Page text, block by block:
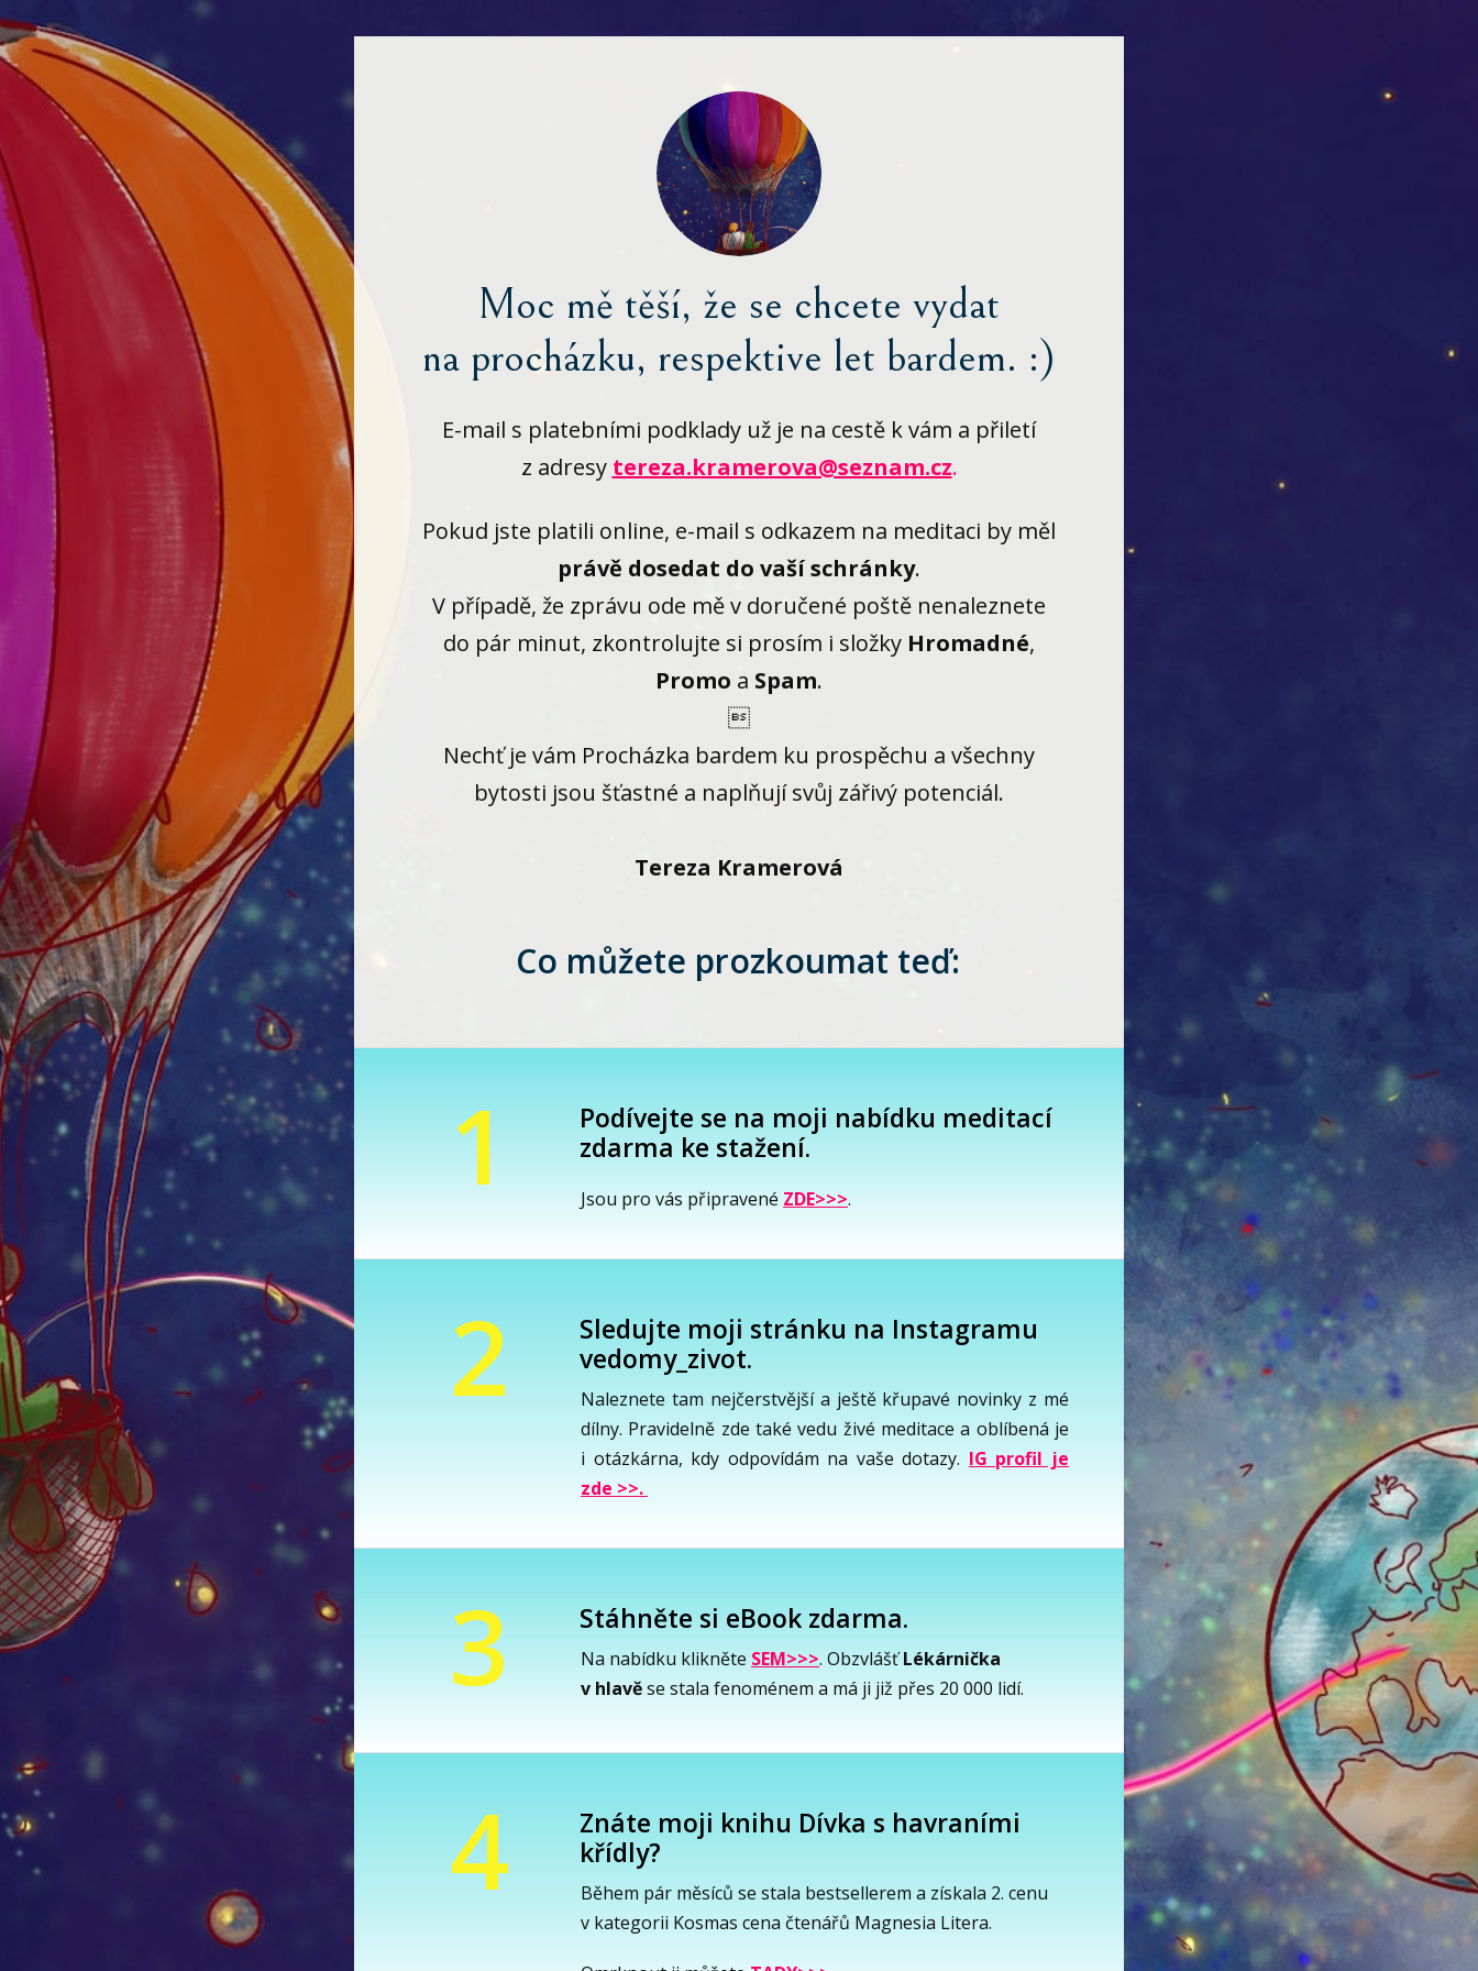
Moc mě těší, že se chcete vydat
na procházku, respektive let bardem. :)
E-mail s platebními podklady už je na cestě k vám a přiletí
z adresy tereza.kramerova@seznam.cz.
Pokud jste platili online, e-mail s odkazem na meditaci by měl
právě dosedat do vaší schránky.
V případě, že zprávu ode mě v doručené poště nenaleznete
do pár minut, zkontrolujte si prosím i složky Hromadné,
Promo a Spam.

Nechť je vám Procházka bardem ku prospěchu a všechny
bytosti jsou šťastné a naplňují svůj zářivý potenciál.
Tereza Kramerová
Co můžete prozkoumat teď:
1
Podívejte se na moji nabídku meditací
zdarma ke stažení.
Jsou pro vás připravené ZDE>>>.
2
Sledujte moji stránku na Instagramu
vedomy_zivot.
Naleznete tam nejčerstvější a ještě křupavé novinky z mé
dílny. Pravidelně zde také vedu živé meditace a oblíbená je
i otázkárna, kdy odpovídám na vaše dotazy. IG profil je
zde >>.
3 Stáhněte si eBook zdarma.
Na nabídku klikněte SEM>>>. ObzvlášťLékárnička
v hlavěse stala fenoménem a má ji již přes 20 000 lidí.
4
Znáte moji knihu Dívka s havraními
křídly?
Během pár měsíců se stala bestsellerem a získala 2. cenu
v kategorii Kosmas cena čtenářů Magnesia Litera.